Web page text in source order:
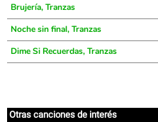
Brujería, Tranzas
Noche sin final, Tranzas
Dime Si Recuerdas, Tranzas
Otras canciones de interés